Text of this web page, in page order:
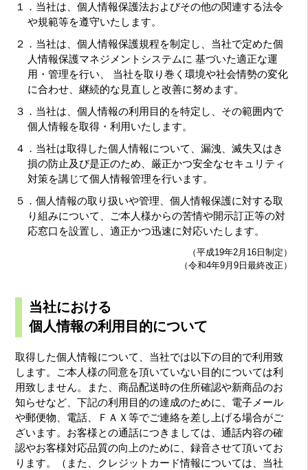
１．当社は、個人情報保護法およびその他の関連する法令
や規範等を遵守いたします。
２．当社は、個人情報保護規程を制定し、当社で定めた個
人情報保護マネジメントシステムに 基づいた適正な運
用・管理を行い、 当社を取り巻く環境や社会情勢の変化
に合わせ、継続的な見直しと改善に努めます。
３．当社は、個人情報の利用目的を特定し、その範囲内で
個人情報を取得・利用いたします。
４．当社は取得した個人情報について、漏洩、滅失又はき
損の防止及び是正のため、厳正かつ安全なセキュリティ
対策を講じて個人情報管理を行います。
５．個人情報の取り扱いや管理、個人情報保護に対する取
り組みについて、ご本人様からの苦情や開示訂正等の対
応窓口を設置し、適正かつ迅速に対応いたします。
（平成19年2月16日制定）
（令和4年9月9日最終改正）
当社における
個人情報の利用目的について
取得した個人情報について、当社では以下の目的で利用致
します。ご本人様の同意を頂いていない目的については利
用致しません。また、商品配送時の住所確認や新商品のお
知らせなど、下記の利用目的の達成のために、電子メール
や郵便物、電話、ＦＡＸ等でご連絡を差し上げる場合がご
ざいます。お客様との通話につきましては、通話内容の確
認やお客様対応品質の向上のために、録音させて頂いてお
ります。（また、クレジットカード情報については、当社